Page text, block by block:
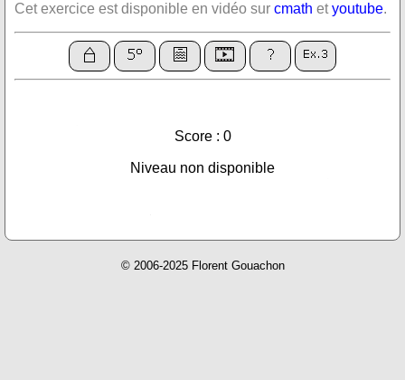
Cet exercice est disponible en vidéo sur cmath etyoutube.
Score : 0
Niveau non disponible
© 2006-2025 Florent Gouachon